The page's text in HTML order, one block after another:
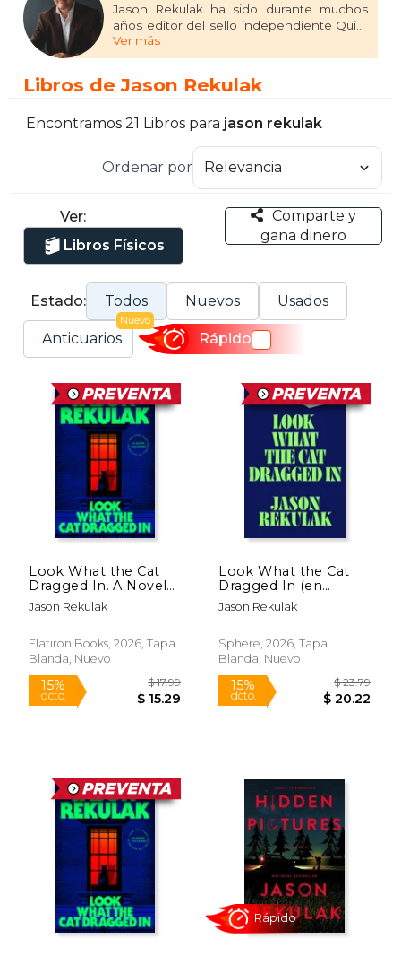
Jason Rekulak ha sido durante muchos
años editor del sello independiente Quirk
Books. En 2017 publicó su primera novela,
La fortaleza imposible, y en 2022 obtuvo un
ocultas (Nocturna), traducida a una
Ver más
Libros de Jason Rekulak
Encontramos 21 Libros para jason rekulak
Ordenar por
Ver:
Libros Físicos
Comparte y
gana dinero
Estado: Todos Nuevos Usados
Anticuarios
Nuevo
Rápido
Look What the Cat
Dragged In. A Novel
(en Inglés)
Jason Rekulak
Flatiron Books, 2026, Tapa
Blanda, Nuevo
15%
dcto.
$ 17.99
Look What the Cat
Dragged In (en
Inglés)
Jason Rekulak
Sphere, 2026, Tapa
Blanda, Nuevo
15%
dcto.